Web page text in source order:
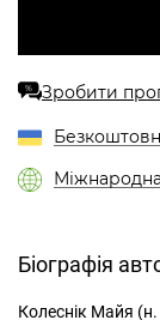
% Зробити
Біографія
Колеснік Майя